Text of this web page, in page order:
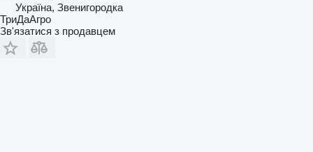
Україна, Звенигородка
ТриДаАгро
Зв'язатися з продавцем